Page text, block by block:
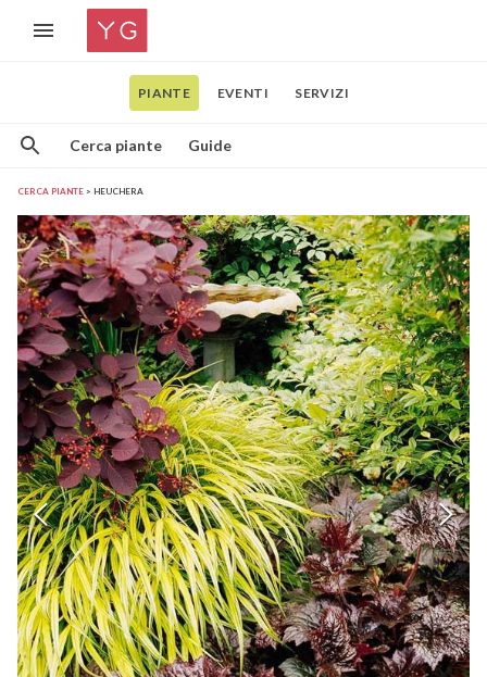
PIANTE EVENTI SERVIZI
Cerca piante Guide
CERCA PIANTE HEUCHERA